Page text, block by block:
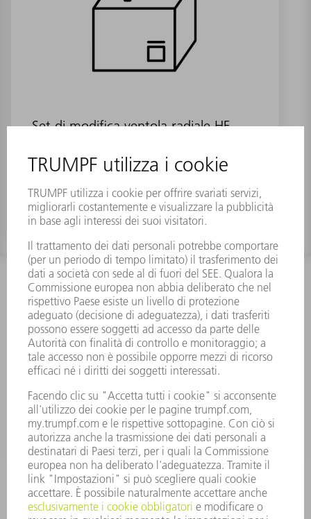
Set di modifica ventola radiale HF-
Numero materiale:1394665
INFORMAZIONE
Domande frequenti
Condizioni generali di contratto
CONTATTO
RICAMBI TRUMPF ITALIA
lunedì a venerdì: 08:30 – 18:00
ricambi@trumpf.com
CONTATTO
UTENSILI TRUMPF ITALIA
+39 02 48489482
lunedì a venerdì: 08:00 – 18:00
utensili@trumpf.com